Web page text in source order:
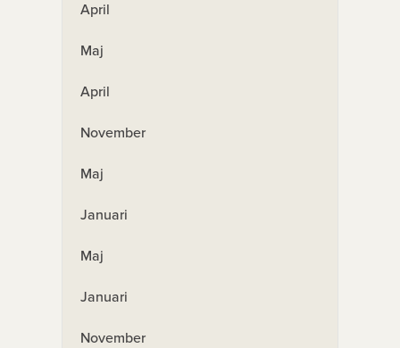
April
Maj
April
November
Maj
Januari
Maj
Januari
November